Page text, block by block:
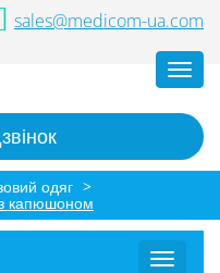
sales@medicom-ua.com
одяг >
з капюшоном
Toggle